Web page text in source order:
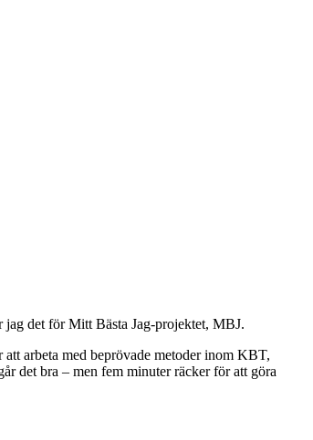
det för Mitt Bästa Jag-projektet, MBJ.
arbeta med beprövade metoder inom KBT,
det bra – men fem minuter räcker för att göra